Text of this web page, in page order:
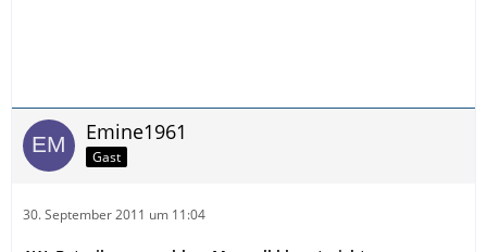
Emine1961
Gast
30. September 2011 um 11:04